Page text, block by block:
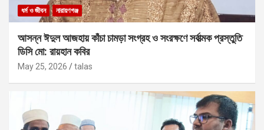
ধর্ম ও জীবন নারায়ণগঞ্জ
আসন্ন ঈদুল আজহায় কাঁচা চামড়া সংগ্রহ ও সংরক্ষণে সর্বাত্মক প্রস্তুতি
ডিসি মো: রায়হান কবির
May 25, 2026 talas